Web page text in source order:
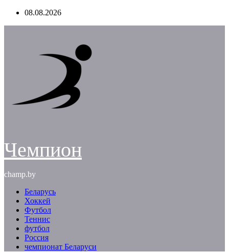
Перейти08.08.2026
Чемпион
champ.by
Беларусь
Хоккей
Футбол
Теннис
футбол
Россия
чемпионат Беларуси